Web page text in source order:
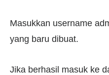
Masukkan username
yang baru dibuat.
Jika berhasil masuk ke